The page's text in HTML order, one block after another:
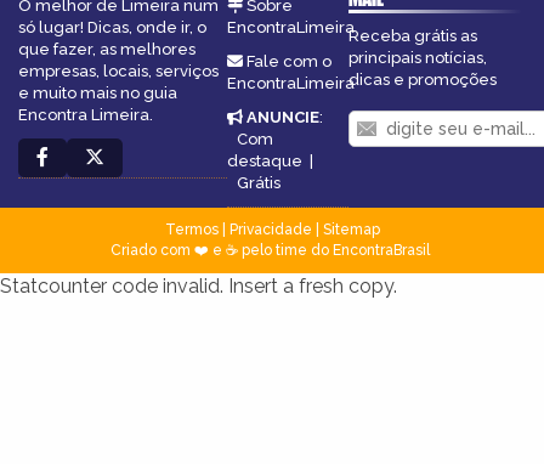
O melhor de Limeira num
só lugar! Dicas, onde ir, o
que fazer, as melhores
empresas, locais, serviços
e muito mais no guia
Encontra Limeira.
Sobre
EncontraLimeira
Fale com o
EncontraLimeira
ANUNCIE:
Com
destaque |
Grátis
Receba grátis as
principais notícias,
dicas e promoções
Termos| Privacidade
Sitemap
Criado com ❤️ e ☕ pelo time do EncontraBrasil
Statcounter code invalid. Insert a fresh copy.